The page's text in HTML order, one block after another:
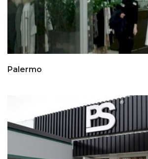
Palermo